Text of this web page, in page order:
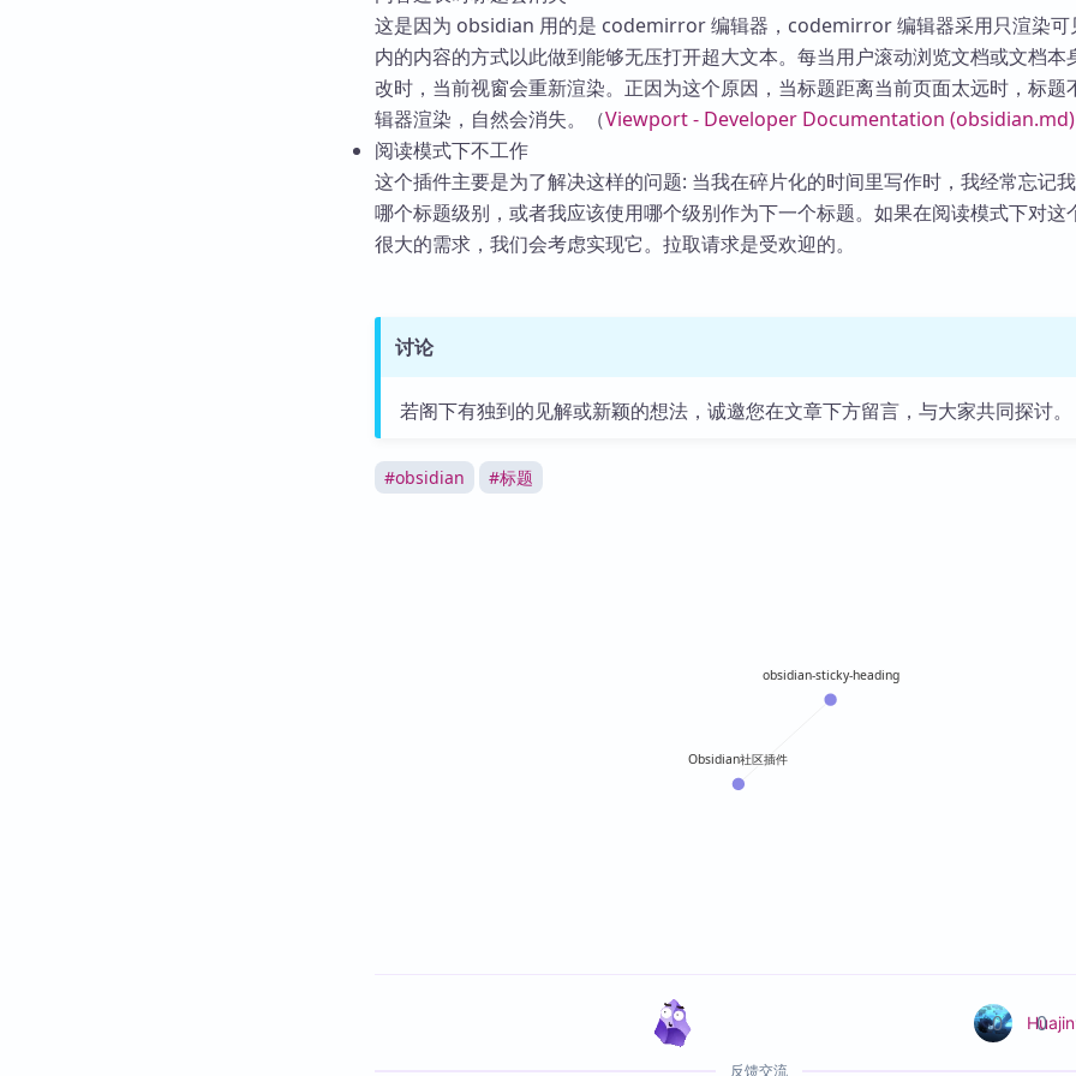
这是因为 obsidian 用的是 codemirror 编辑器，codemirror 编辑器采用只渲染可
内的内容的方式以此做到能够无压打开超大文本。每当用户滚动浏览文档或文档本
改时，当前视窗会重新渲染。正因为这个原因，当标题距离当前页面太远时，标题
辑器渲染，自然会消失。（Viewport - Developer Documentation (obsidian.md)
阅读模式下不工作
这个插件主要是为了解决这样的问题: 当我在碎片化的时间里写作时，我经常忘记
哪个标题级别，或者我应该使用哪个级别作为下一个标题。如果在阅读模式下对这
很大的需求，我们会考虑实现它。拉取请求是受欢迎的。
讨论
若阁下有独到的见解或新颖的想法，诚邀您在文章下方留言，与大家共同探讨。
#obsidian #标题
obsidian-sticky-heading
Obsidian社区插件
Huajin
0 0
反馈交流